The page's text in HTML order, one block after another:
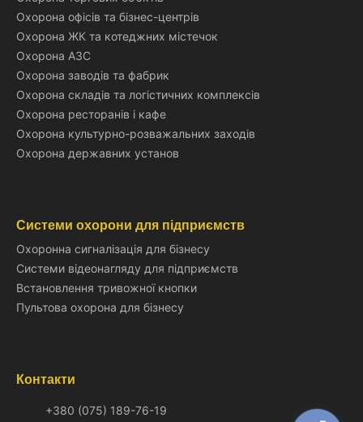
Охорона офісів та бізнес-центрів
Охорона ЖК та котеджних містечок
Охорона АЗС
Охорона заводів та фабрик
Охорона складів та логістичних комплексів
Охорона ресторанів і кафе
Охорона культурно-розважальних заходів
Охорона державних установ
Системи охорони для підприємств
Охоронна сигналізація для бізнесу
Системи відеонагляду для підприємств
Встановлення тривожної кнопки
Пультова охорона для бізнесу
Контакти
+380 (075) 189-76-19